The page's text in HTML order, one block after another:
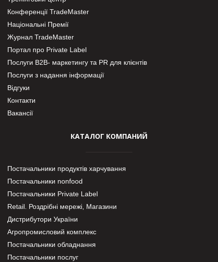
Конференції TradeMaster
Національні Премії
Журнал TradeMaster
Портал про Private Label
Послуги В2В- маркетингу та PR для клієнтів
Послуги з надання інформації
Відгуки
Контакти
Вакансії
КАТАЛОГ КОМПАНИЙ
Постачальники продуктів харчування
Постачальники nonfood
Постачальники Private Label
Retail. Роздрібні мережі, Магазини
Дистрибутори України
Агропромисловий комплекс
Постачальники обладнання
Постачальники послуг